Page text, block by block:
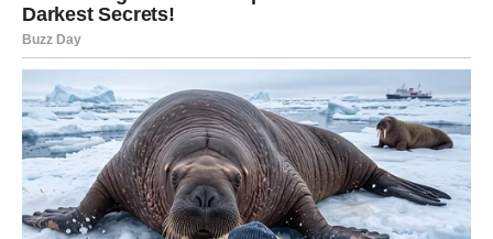
Pred vama su veoma uzbudljivi trenuci.
RAK
Rakovi su među najvećim miljenicima sudbine do kraja
maja.
Poslije mnogo tuge dolazi događaj koji vam vraća vjeru da